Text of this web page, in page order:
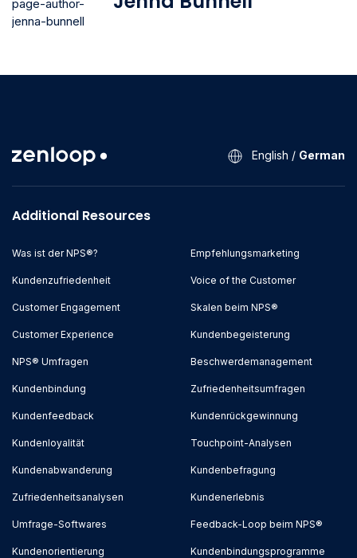
English / German
Additional Resources
Was ist der NPS®?
Kundenzufriedenheit
Customer Engagement
Customer Experience
NPS® Umfragen
Kundenbindung
Empfehlungsmarketing
Voice of the Customer
Skalen beim NPS®
Kundenbegeisterung
Beschwerdemanagement
Zufriedenheitsumfragen
Kundenfeedback
Kundenloyalität
Kundenabwanderung
Zufriedenheitsanalysen
Umfrage-Softwares
Kundenorientierung
Kundenrückgewinnung
Touchpoint-Analysen
Kundenbefragung
Kundenerlebnis
Feedback-Loop beim NPS®
Kundenbindungsprogramme